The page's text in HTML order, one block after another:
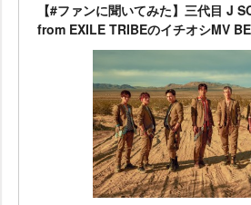
【#ファンに聞いてみた】三代目 J
from EXILE TRIBEのイチオシMV